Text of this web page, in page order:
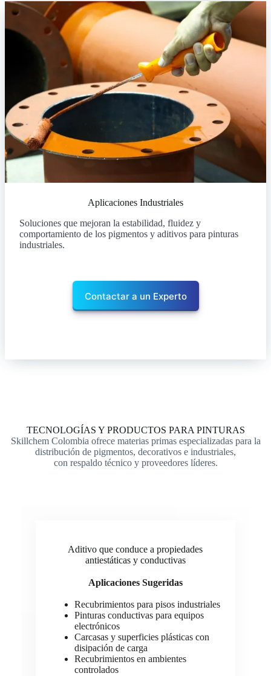
Aplicaciones Industriales
Soluciones que mejoran la estabilidad, fluidez y
comportamiento de los pigmentos y aditivos para pinturas
industriales.
Contactar a un Experto
TECNOLOGÍAS Y PRODUCTOS PARA PINTURAS
Skillchem Colombia ofrece materias primas especializadas para la
distribución de pigmentos, decorativos e industriales,
con respaldo técnico y proveedores líderes.
Aditivo que conduce a propiedades
antiestáticas y conductivas
Aplicaciones Sugeridas
Recubrimientos para pisos industriales
Pinturas conductivas para equipos
electrónicos
Carcasas y superficies plásticas con
disipación de carga
Recubrimientos en ambientes
controlados